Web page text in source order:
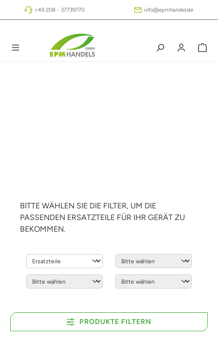
Zum Hauptinhalt springen
+49 208 - 37739770 info@epmhandel.de
BITTE WÄHLEN SIE DIE FILTER, UM DIE
PASSENDEN ERSATZTEILE FÜR IHR GERÄT ZU
BEKOMMEN.
PRODUKTE FILTERN